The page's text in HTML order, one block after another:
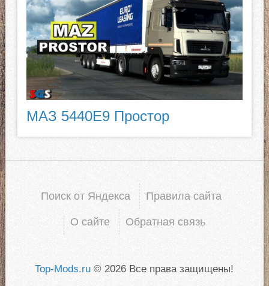
МАЗ 5440E9 Простор
Поиск от Яндекса Правила сайта
О сайте Обратная связь
Top-Mods.ru © 2026 Все права защищены!